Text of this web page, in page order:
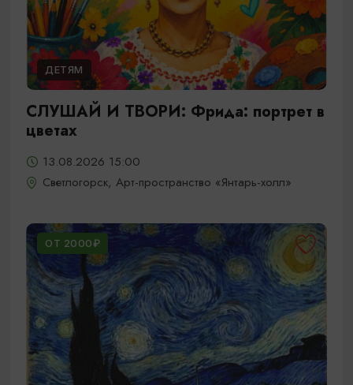
ДЕТЯМ
СЛУШАЙ И ТВОРИ: Фрида: портрет в
цветах
13.08.2026 15:00
Светлогорск, Арт-пространство «Янтарь-холл»
ОТ 2000₽